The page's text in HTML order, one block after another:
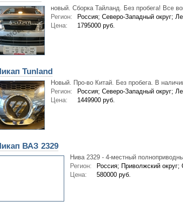
новый. Сборка Тайланд. Без пробега! Все
Регион:
Россия; Северо-Западный округ;
Цена:
1795000 руб.
Tunland
Новый. Про-во Китай. Без пробега. В
Регион:
Россия; Северо-Западный округ;
Цена:
1449900 руб.
ВАЗ 2329
Нива 2329 - 4-местный
Регион:
Россия; Приволжский
Цена:
580000 руб.